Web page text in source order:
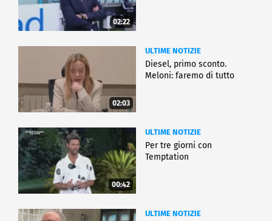
02:22
02:03
ULTIME NOTIZIE
Diesel, primo sconto.
Meloni: faremo di tutto
00:42
ULTIME NOTIZIE
Per tre giorni con
Temptation
ULTIME NOTIZIE